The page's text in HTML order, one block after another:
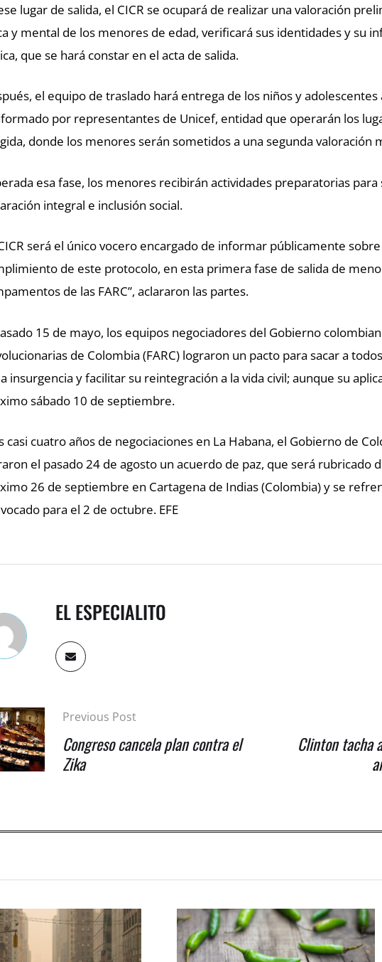
lugar de salida, el CICR se ocupará de realizar una valoración
y mental de los menores de edad, verificará sus identidades y su
que se hará constar en el acta de salida.
el equipo de traslado hará entrega de los niños y
por representantes de Unicef, entidad que operarán los
donde los menores serán sometidos a una segunda valoración
esa fase, los menores recibirán actividades preparatorias
integral e inclusión social.
será el único vocero encargado de informar públicamente
de este protocolo, en esta primera fase de salida de
de las FARC”, aclararon las partes.
15 de mayo, los equipos negociadores del Gobierno
de Colombia (FARC) lograron un pacto para sacar a
insurgencia y facilitar su reintegración a la vida civil; aunque su
sábado 10 de septiembre.
casi cuatro años de negociaciones en La Habana, el Gobierno de
el pasado 24 de agosto un acuerdo de paz, que será rubricado
26 de septiembre en Cartagena de Indias (Colombia) y se
para el 2 de octubre. EFE
EL ESPECIALITO
Previous Post
Congreso cancela plan contra el
Zika
Clinton tacha